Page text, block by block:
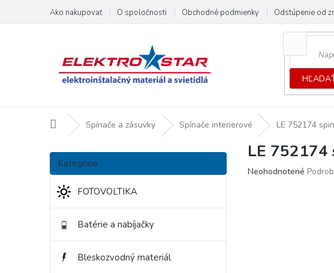
obsah
Ako nakupovať O spoločnosti Obchodné podmienky Odstúpenie od
DomovSpínače a zásuvky Spínače interierové LE 752174
B
č
n
Preskočiť
kategórie
Kategórie
FOTOVOLTIKA
Batérie a nabíjačky
Bleskozvodný materiál
LE 752174
Priemerné
Neohodnotené